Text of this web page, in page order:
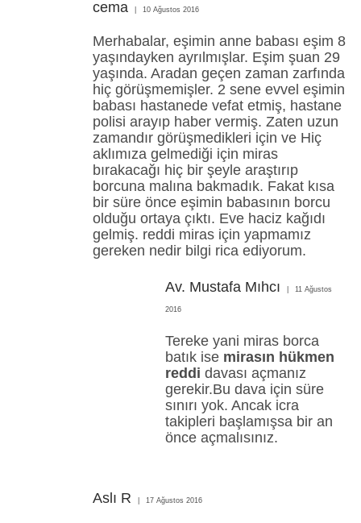
cema 10 Ağustos 2016
Merhabalar, eşimin anne babası eşim 8
yaşındayken ayrılmışlar. Eşim şuan 29
yaşında. Aradan geçen zaman zarfında
hiç görüşmemişler. 2 sene evvel eşimin
babası hastanede vefat etmiş, hastane
polisi arayıp haber vermiş. Zaten uzun
zamandır görüşmedikleri için ve Hiç
aklımıza gelmediği için miras
bırakacağı hiç bir şeyle araştırıp
borcuna malına bakmadık. Fakat kısa
bir süre önce eşimin babasının borcu
olduğu ortaya çıktı. Eve haciz kağıdı
gelmiş. reddi miras için yapmamız
gereken nedir bilgi rica ediyorum.
Av. Mustafa Mıhcı 11 Ağustos
2016
Tereke yani miras borca
batık ise mirasın hükmen
reddi davası açmanız
gerekir.Bu dava için süre
sınırı yok. Ancak icra
takipleri başlamışsa bir an
önce açmalısınız.
Aslı R 17 Ağustos 2016